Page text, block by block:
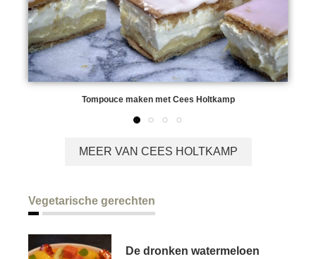
Tompouce maken met Cees Holtkamp
MEER VAN CEES HOLTKAMP
Vegetarische gerechten
De dronken watermeloen